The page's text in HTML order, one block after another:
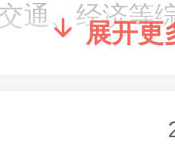
通、经济等
……不仅是平
展开更